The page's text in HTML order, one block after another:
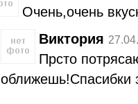
Очень,очень
Виктория
Прсто
оближешь!Спасибки